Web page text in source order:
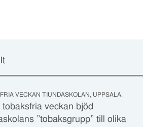
VECKAN TIUNDASKOLAN, UPPSALA.
tobaksfria veckan bjöd
”tobaksgrupp” till olika